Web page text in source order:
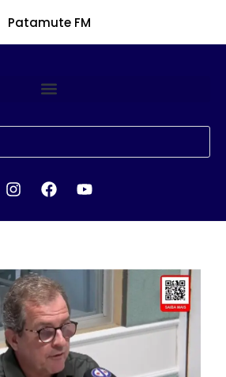
Patamute FM